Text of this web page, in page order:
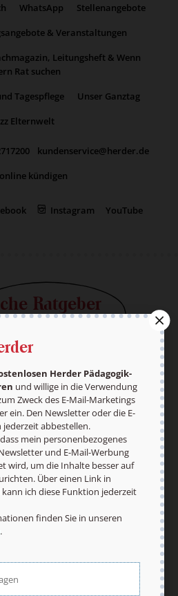
WhatsApp
Stellenangebote
& Veranstaltungen
Leitungsheft & Wenn
Rat suchen
Tagespflege
Unser Ganztag
Elternwelt
kundenservice@herder.de
kündigen
Instagram YouTube
Ratgeber
den Verlag Herder
E-Mail-Werbung kann
mein
in
erfasst und
besser auf
Über einen Link in
ich diese Funktion
finden Sie in
.
Herder Pädagogik-
und willige in die Verwendung
Zweck des E-Mail-Marketings
ein. Den Newsletter oder die E-
abbestellen.
mein personenbezogenes
und E-Mail-Werbung
wird, um die Inhalte besser auf
Über einen Link in
ich diese Funktion jederzeit
finden Sie in unseren
.